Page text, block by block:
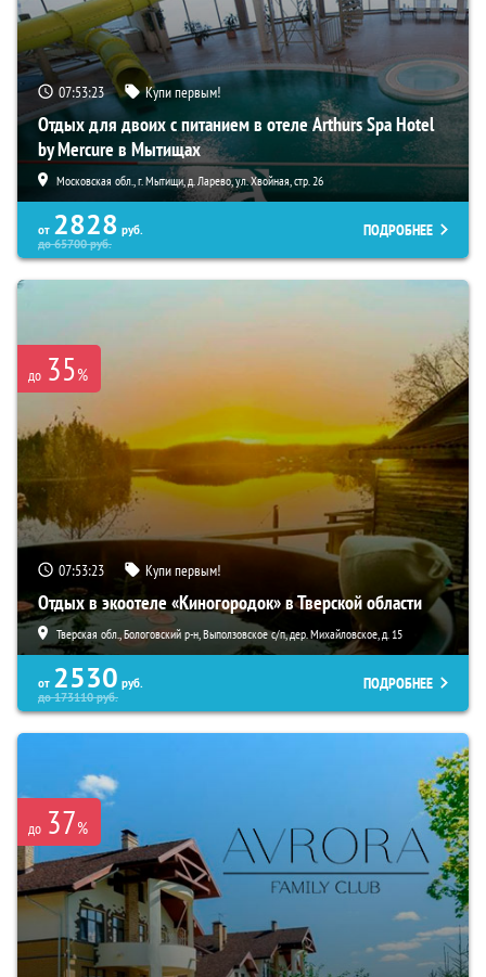
07:53:21 Купи первым!
Отдых для двоих с питанием в отеле Arthurs Spa Hotel
by Mercure в Мытищах
Московская обл., г. Мытищи, д. Ларево, ул. Хвойная, стр. 26
от 2828 руб.
до65700руб.
ПОДРОБНЕЕ
до 35%
07:53:21 Купи первым!
Отдых в экоотеле «Киногородок» в Тверской области
Тверская обл., Бологовский р-н, Выползовское с/п, дер. Михайловское, д. 15
от 2530 руб.
до173110руб.
ПОДРОБНЕЕ
до 37%